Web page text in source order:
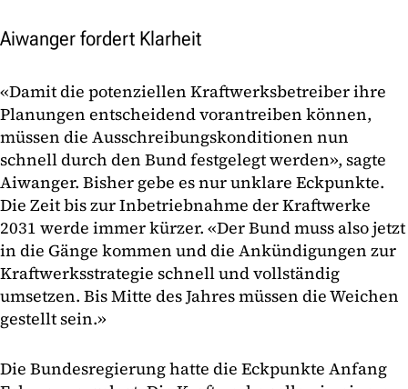
Aiwanger fordert Klarheit
«Damit die potenziellen Kraftwerksbetreiber ihre
Planungen entscheidend vorantreiben können,
müssen die Ausschreibungskonditionen nun
schnell durch den Bund festgelegt werden», sagte
Aiwanger. Bisher gebe es nur unklare Eckpunkte.
Die Zeit bis zur Inbetriebnahme der Kraftwerke
2031 werde immer kürzer. «Der Bund muss also jetzt
in die Gänge kommen und die Ankündigungen zur
Kraftwerksstrategie schnell und vollständig
umsetzen. Bis Mitte des Jahres müssen die Weichen
gestellt sein.»
Die Bundesregierung hatte die Eckpunkte Anfang